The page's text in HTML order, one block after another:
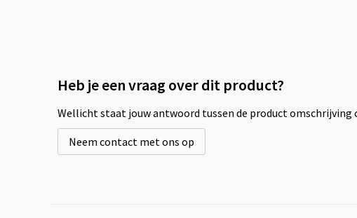
Heb je een vraag over dit product?
Wellicht staat jouw antwoord tussen de product
Neem contact met ons op